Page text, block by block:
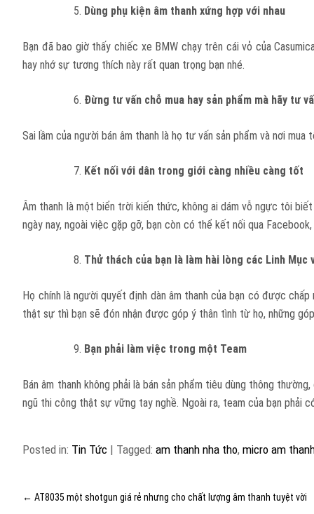
Dùng phụ kiện âm thanh xứng hợp với nhau
Bạn đã bao giờ thấy chiếc xe BMW chạy trên cái vỏ của
hay nhớ sự tương thích này rất quan trọng bạn nhé.
Đừng tư vấn chỗ mua hay sản phẩm mà hãy tư
Sai lầm của người bán âm thanh là họ tư vấn sản phẩm và nơi
Kết nối với dân trong giới càng nhiều càng tốt
Âm thanh là một biển trời kiến thức, không ai dám vỗ ngực tôi
ngày nay, ngoài việc gặp gỡ, bạn còn có thể kết nối qua
Thử thách của bạn là làm hài lòng các Linh Mục
Họ chính là người quyết định dàn âm thanh của bạn có được
thật sự thì bạn sẽ đón nhận được góp ý thân tình từ họ, những
Bạn phải làm việc trong một Team
Bán âm thanh không phải là bán sản phẩm tiêu dùng thông
ngũ thi công thật sự vững tay nghề. Ngoài ra, team của bạn phải
Posted in: Tin Tức | Tagged:am thanh nha tho,micro am
← AT8035 một shotgun giá rẻ nhưng cho chất lượng âm thanh tuyệt vời